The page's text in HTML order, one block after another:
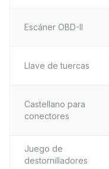
Escáner OBD-II
Llave de tuercas
Castellano para
conectores
Juego de
destornilladores